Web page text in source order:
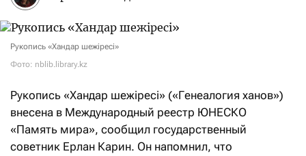
Рукопись «Хандар шежіресі»
Фото: nblib.library.kz
Рукопись «Хандар шежіресі» («Генеалогия ханов»)
внесена в Международный реестр ЮНЕСКО
«Память мира», сообщил государственный
советник Ерлан Карин. Он напомнил, что